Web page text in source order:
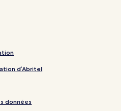
d’Abritel
données